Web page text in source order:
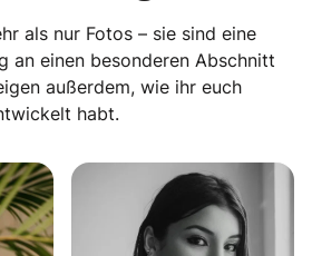
als nur Fotos – sie sind eine
an einen besonderen Abschnitt
außerdem, wie ihr euch
habt.